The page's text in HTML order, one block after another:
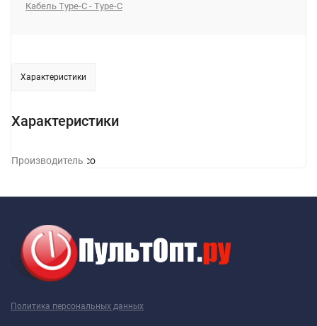
Кабель Type-C - Type-C
Характеристики
Характеристики
ПроизводительHoco
Политика персональных данных